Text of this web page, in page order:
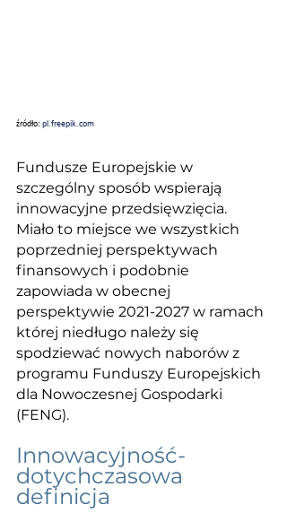
źródło: pl.freepik.com
Fundusze Europejskie w
szczególny sposób wspierają
innowacyjne przedsięwzięcia.
Miało to miejsce we wszystkich
poprzedniej perspektywach
finansowych i podobnie
zapowiada w obecnej
perspektywie 2021-2027 w ramach
której niedługo należy się
spodziewać nowych naborów z
programu Funduszy Europejskich
dla Nowoczesnej Gospodarki
(FENG).
Innowacyjność-
dotychczasowa
definicja